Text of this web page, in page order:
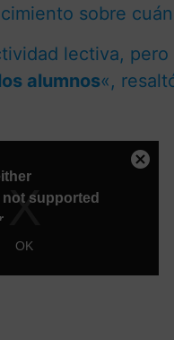
sobre
lectiva, pero
alumnos«,